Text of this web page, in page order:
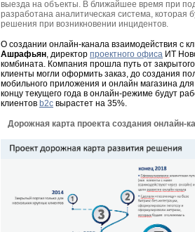
выезда на объекты. В ближайшее время при
разработана аналитическая система, которая
решения при возникновении инцидентов.
О создании онлайн-канала взаимодействия с
Ашрафьян, директор проектного офиса ИТ
комбината. Компания прошла путь от
клиенты могли оформить заказ, до создания
мобильного приложения и онлайн магазина
концу текущего года в онлайн-режиме будут
клиентов b2c вырастет на 35%.
Дорожная карта проекта создания онлайн-